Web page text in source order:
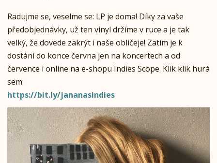
Radujme se, veselme se: LP je doma! Díky za vaše
předobjednávky, už ten vinyl držíme v ruce a je tak
velký, že dovede zakrýt i naše obličeje! Zatím je k
dostání do konce června jen na koncertech a od
července i online na e-shopu Indies Scope. Klik klik hurá
sem:
https://bit.ly/jananasindies